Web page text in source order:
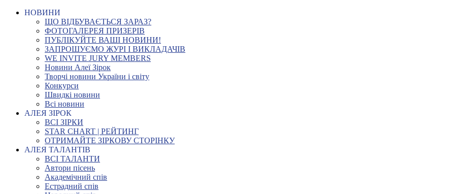
НОВИНИ
ЩО ВІДБУВАЄТЬСЯ ЗАРАЗ?
ФОТОГАЛЕРЕЯ ПРИЗЕРІВ
ПУБЛІКУЙТЕ ВАШІ НОВИНИ!
ЗАПРОШУЄМО ЖУРІ І ВИКЛАДАЧІВ
WE INVITE JURY MEMBERS
Новини Алеї Зірок
Творчі новини України і світу
Конкурси
Швидкі новини
Всі новини
АЛЕЯ ЗІРОК
ВСІ ЗІРКИ
STAR CHART | РЕЙТИНГ
ОТРИМАЙТЕ ЗІРКОВУ СТОРІНКУ
АЛЕЯ ТАЛАНТІВ
ВСІ ТАЛАНТИ
Автори пісень
Академічний спів
Естрадний спів